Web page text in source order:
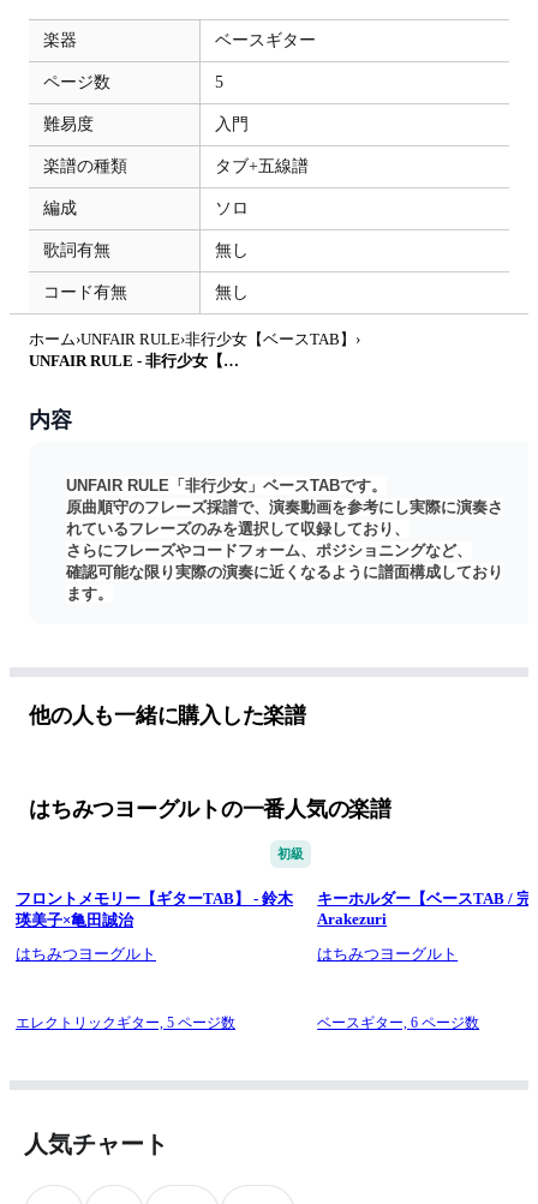
楽器 ベースギター
ページ数 5
難易度 入門
楽譜の種類 タブ+五線譜
編成 ソロ
歌詞有無 無し
コード有無 無し
ホーム›UNFAIR RULE›非行少女【ベースTAB】 ›
UNFAIR RULE - 非行少女【ベースTAB】 by はちみつヨーグルト
内容
UNFAIR RULE「非行少女」ベースTABです。
原曲順守のフレーズ採譜で、演奏動画を参考にし実際に演奏さ
れているフレーズのみを選択して収録しており、
さらにフレーズやコードフォーム、ポジショニングなど、
確認可能な限り実際の演奏に近くなるように譜面構成しており
ます。
https://kokomu.jp/sheet-music/110290
他の人も一緒に購入した楽譜
はちみつヨーグルトの一番人気の楽譜
初級
フロントメモリー【ギターTAB】 - 鈴木
瑛美子×亀田誠治
はちみつヨーグルト
エレクトリックギター, 5 ページ数
キーホルダー【ベースTAB / 完
Arakezuri
はちみつヨーグルト
ベースギター,6 ページ数
人気チャート